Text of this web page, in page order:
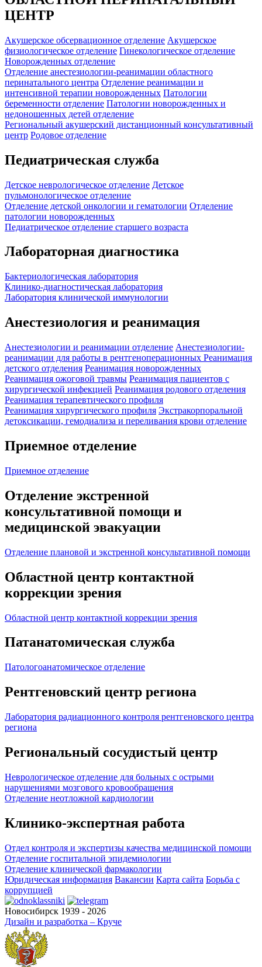
ЦЕНТР
Акушерское обсервационное отделение Акушерское
физиологическое отделение Гинекологическое отделение
Новорожденных отделение
Отделение анестезиологии-реанимации областного
перинатального центра Отделение реанимации и
интенсивной терапии новорожденных Патологии
беременности отделение Патологии новорожденных и
недоношенных детей отделение
Региональный акушерский дистанционный консультативный
центр Родовое отделение
Педиатрическая служба
Детское неврологическое отделение Детское
пульмонологическое отделение
Отделение детской онкологии и гематологии Отделение
патологии новорожденных
Педиатрическое отделение старшего возраста
Лабораторная диагностика
Бактериологическая лаборатория
Клинико-диагностическая лаборатория
Лаборатория клинической иммунологии
Анестезиология и реанимация
Анестезиологии и реанимации отделение Анестезиологии-
реанимации для работы в рентгеноперационных Реанимация
детского отделения Реанимация новорожденных
Реанимация ожоговой травмы Реанимация пациентов с
хирургической инфекцией Реанимация родового отделения
Реанимация терапевтического профиля
Реанимация хирургического профиля Экстракорпоральной
детоксикации, гемодиализа и переливания крови отделение
Приемное отделение
Приемное отделение
Отделение экстренной
консультативной помощи и
медицинской эвакуации
Отделение плановой и экстренной консультативной помощи
Областной центр контактной
коррекции зрения
Областной центр контактной коррекции зрения
Патанатомическая служба
Патологоанатомическое отделение
Рентгеновский центр региона
Лаборатория радиационного контроля рентгеновского центра
региона
Региональный сосудистый центр
Неврологическое отделение для больных с острыми
нарушениями мозгового кровообращения
Отделение неотложной кардиологии
Клинико-экспертная работа
Отдел контроля и экспертизы качества медицинской помощи
Отделение госпитальной эпидемиологии
Отделение клинической фармакологии
Юридическая информация Вакансии Карта сайта Борьба с
коррупцией
Новосибирск 1939 - 2026
Дизайн и разработка – Круче